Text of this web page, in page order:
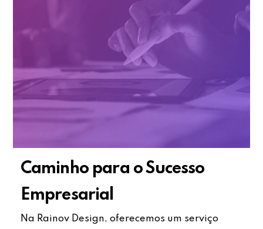
Caminho para o Sucesso
Empresarial
Na Rainov Design, oferecemos um serviço